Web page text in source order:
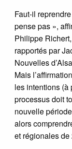
Faut-il
pense pas »,
Philippe
rapportés par
Nouvelles
Mais
les intentions (à
processus doit
nouvelle
alors
et régionales de